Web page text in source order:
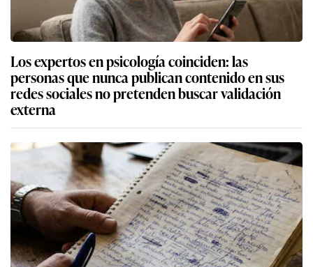
Los expertos en psicología coinciden: las
personas que nunca publican contenido en sus
redes sociales no pretenden buscar validación
externa